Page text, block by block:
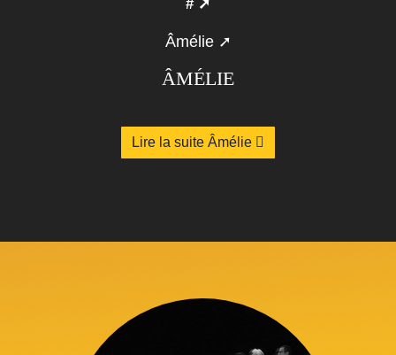
#
Âmélie
ÂMÉLIE
Lire la suite Âmélie